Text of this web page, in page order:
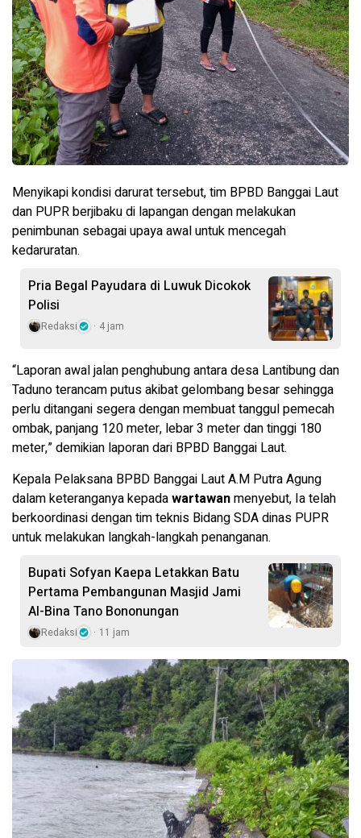
Menyikapi kondisi darurat tersebut, tim BPBD Banggai Laut
dan PUPR berjibaku di lapangan dengan melakukan
penimbunan sebagai upaya awal untuk mencegah
kedaruratan.
Pria Begal Payudara di Luwuk Dicokok
Polisi
Redaksi 4 jam
“Laporan awal jalan penghubung antara desa Lantibung dan
Taduno terancam putus akibat gelombang besar sehingga
perlu ditangani segera dengan membuat tanggul pemecah
ombak, panjang 120 meter, lebar 3 meter dan tinggi 180
meter,” demikian laporan dari BPBD Banggai Laut.
Kepala Pelaksana BPBD Banggai Laut A.M Putra Agung
dalam keteranganya kepadawartawanmenyebut, Ia telah
berkoordinasi dengan tim teknis Bidang SDA dinas PUPR
untuk melakukan langkah-langkah penanganan.
Bupati Sofyan Kaepa Letakkan Batu
Pertama Pembangunan Masjid Jami
Al-Bina Tano Bononungan
Redaksi 11 jam